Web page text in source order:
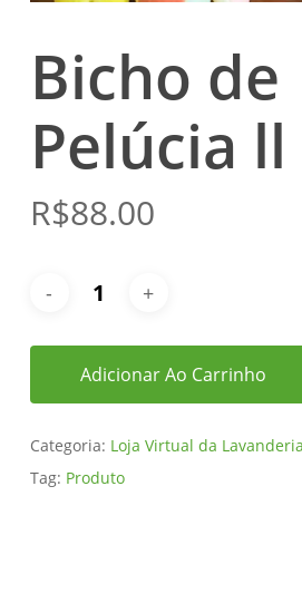
Bicho de
Pelúcia ll
R$88.00
Adicionar Ao Carrinho
Categoria: Loja Virtual da
Tag: Produto